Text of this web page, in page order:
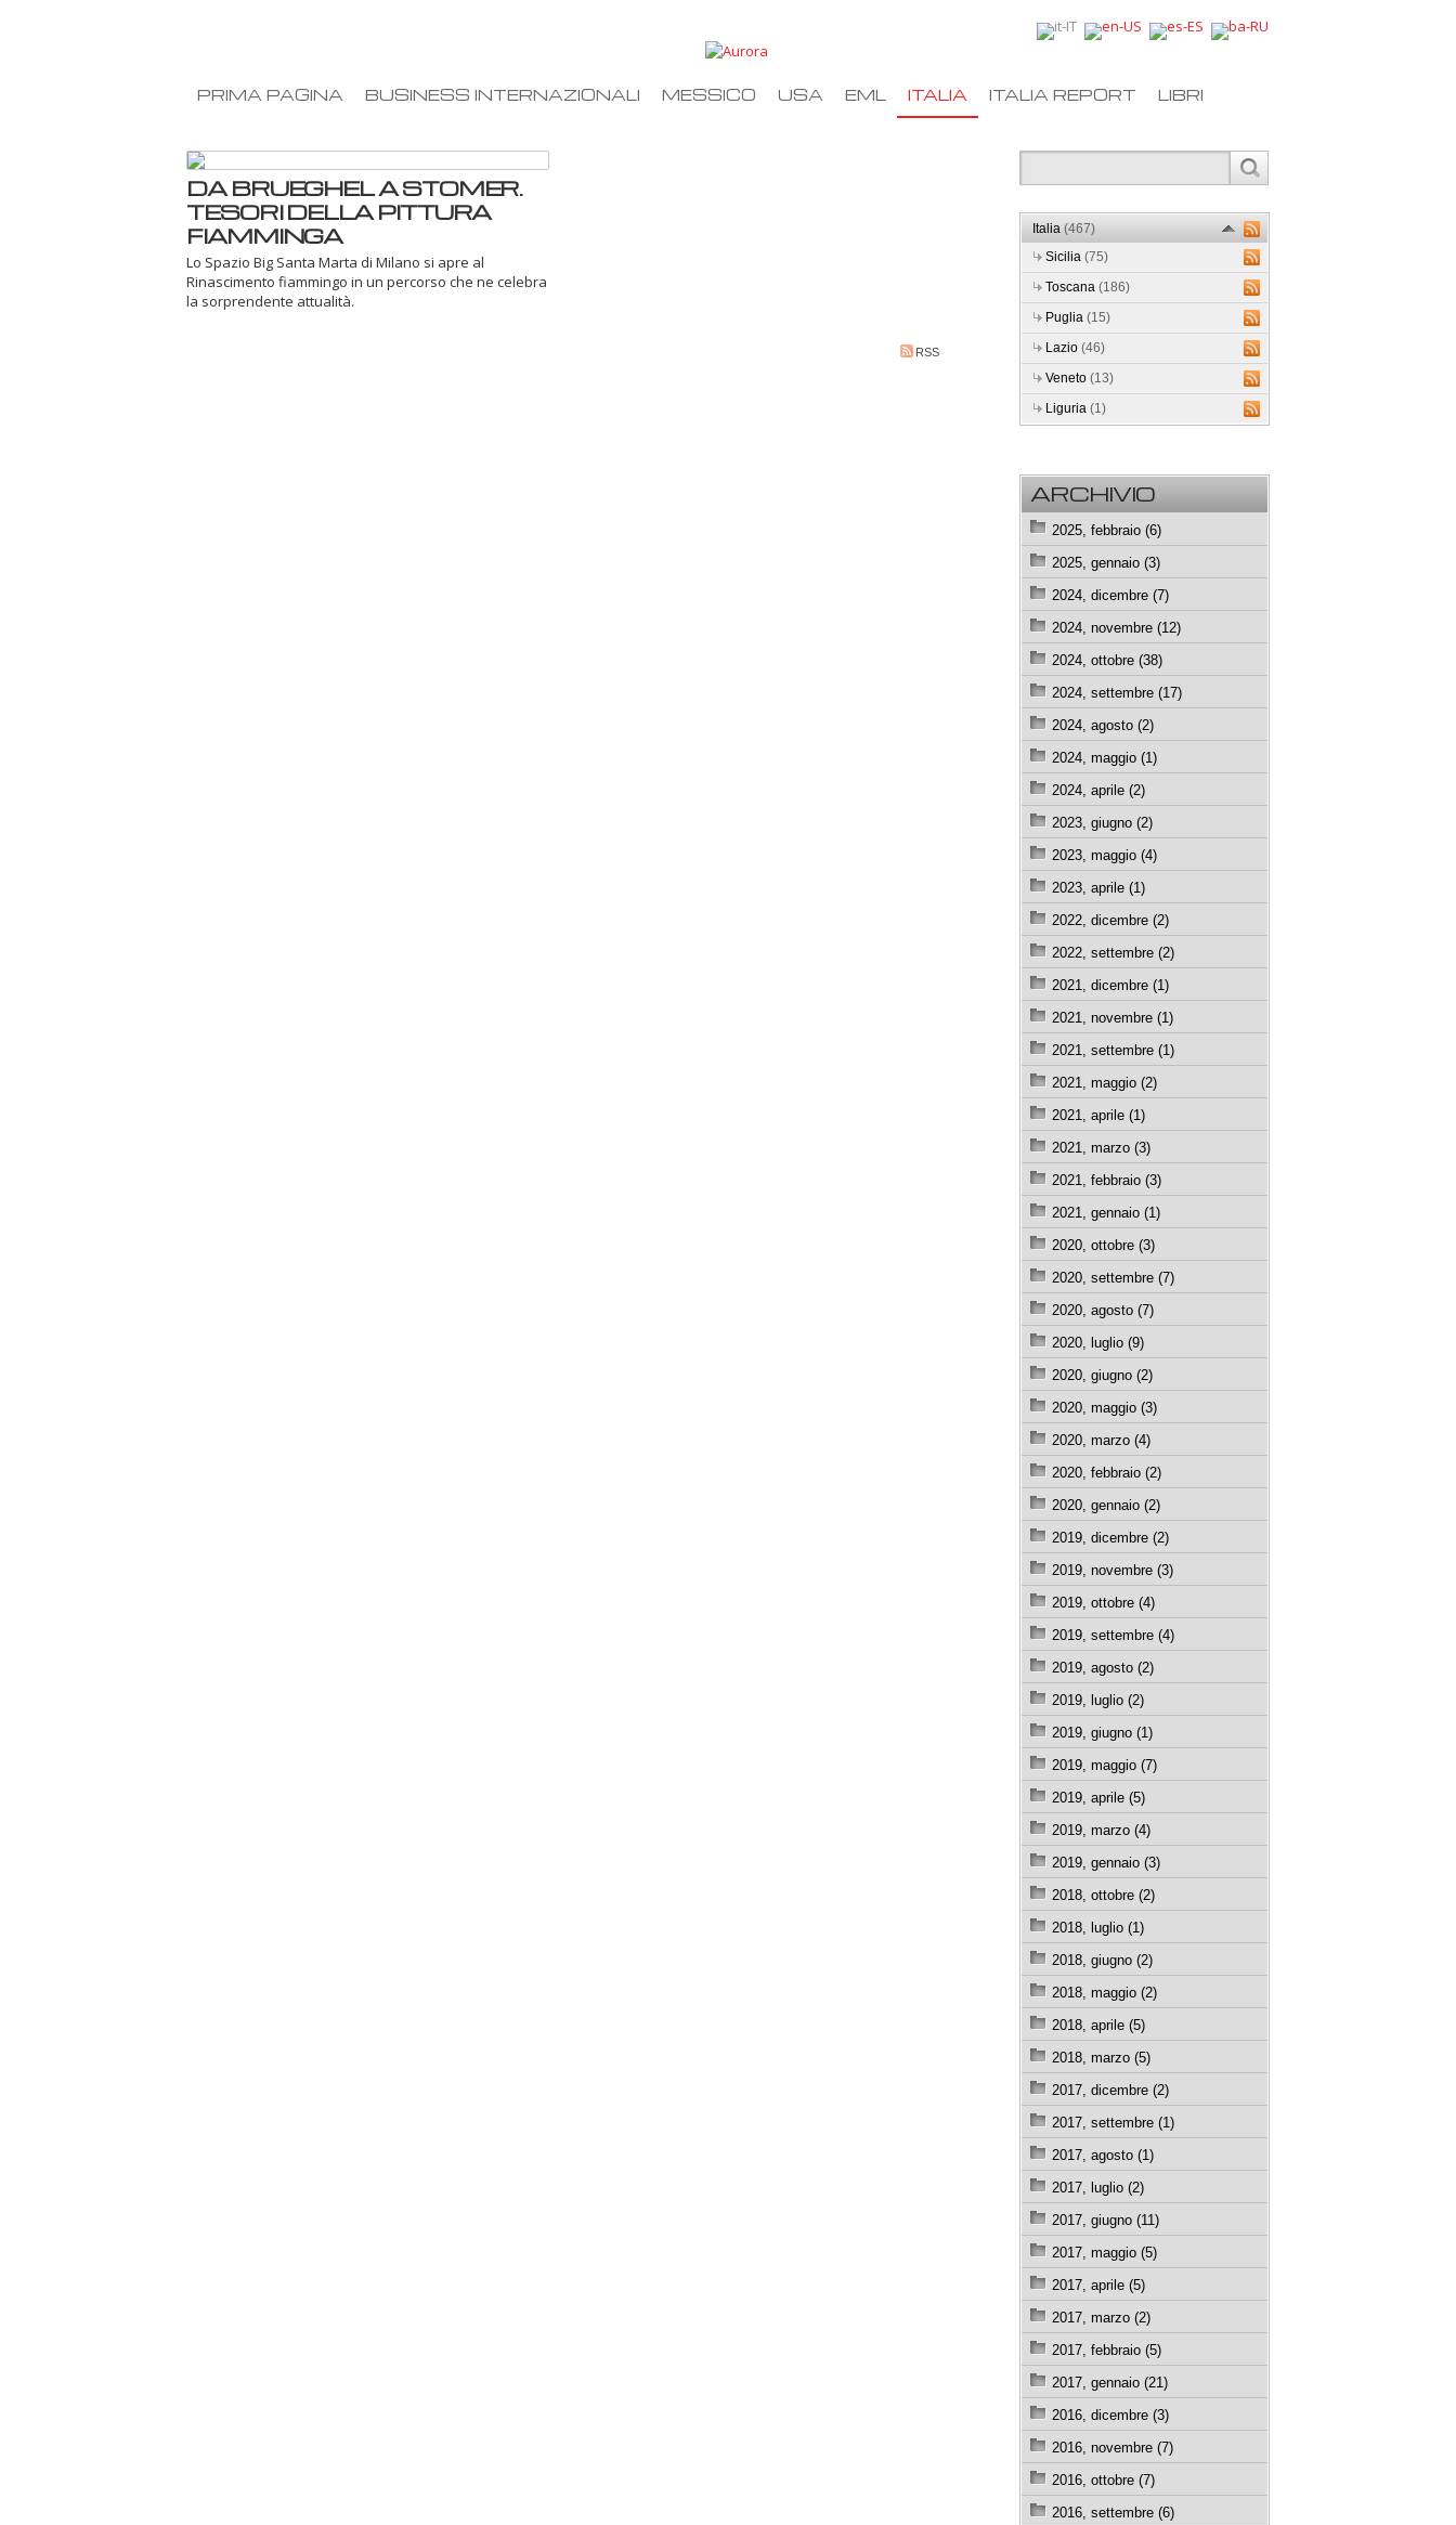
PRIMA PAGINA BUSINESS INTERNAZIONALI MESSICO USA EML ITALIA ITALIA REPORT LIBRI
DA BRUEGHEL A STOMER.
TESORI DELLA PITTURA
FIAMMINGA
Lo Spazio Big Santa Marta di Milano si apre al
Rinascimento fiammingo in un percorso che ne celebra
la sorprendente attualità.
RSS
Italia(467)
Sicilia(75)
Toscana(186)
Puglia(15)
Lazio(46)
Veneto(13)
Liguria(1)
ARCHIVIO
2025, febbraio (6)
2025, gennaio (3)
2024, dicembre (7)
2024, novembre (12)
2024, ottobre (38)
2024, settembre (17)
2024, agosto (2)
2024, maggio (1)
2024, aprile (2)
2023, giugno (2)
2023, maggio (4)
2023, aprile (1)
2022, dicembre (2)
2022, settembre (2)
2021, dicembre (1)
2021, novembre (1)
2021, settembre (1)
2021, maggio (2)
2021, aprile (1)
2021, marzo (3)
2021, febbraio (3)
2021, gennaio (1)
2020, ottobre (3)
2020, settembre (7)
2020, agosto (7)
2020, luglio (9)
2020, giugno (2)
2020, maggio (3)
2020, marzo (4)
2020, febbraio (2)
2020, gennaio (2)
2019, dicembre (2)
2019, novembre (3)
2019, ottobre (4)
2019, settembre (4)
2019, agosto (2)
2019, luglio (2)
2019, giugno (1)
2019, maggio (7)
2019, aprile (5)
2019, marzo (4)
2019, gennaio (3)
2018, ottobre (2)
2018, luglio (1)
2018, giugno (2)
2018, maggio (2)
2018, aprile (5)
2018, marzo (5)
2017, dicembre (2)
2017, settembre (1)
2017, agosto (1)
2017, luglio (2)
2017, giugno (11)
2017, maggio (5)
2017, aprile (5)
2017, marzo (2)
2017, febbraio (5)
2017, gennaio (21)
2016, dicembre (3)
2016, novembre (7)
2016, ottobre (7)
2016, settembre (6)